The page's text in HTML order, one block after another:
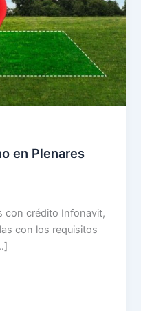
en Plenares
con crédito Infonavit,
con los requisitos